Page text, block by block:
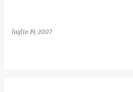
luglio 19, 2007